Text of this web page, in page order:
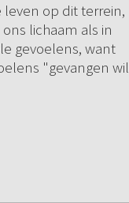
leven op dit terrein,
lichaam als in
gevoelens, want
"gevangen wil